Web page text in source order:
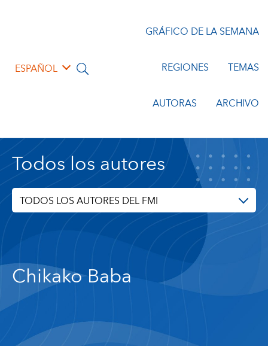
ESPAÑOL
GRÁFICO DE LA SEMANA
REGIONES TEMAS
AUTORAS ARCHIVO
Todos los autores
TODOS LOS AUTORES DEL FMI
Chikako Baba